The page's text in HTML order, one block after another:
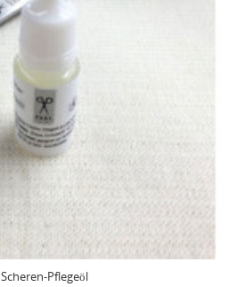
Scheren-Pflegeöl